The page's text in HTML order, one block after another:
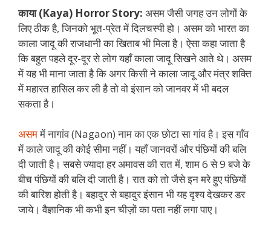
काया (Kaya) Horror Story: असम जैसी जगह उन लोगों के
लिए ठीक है, जिनको भूत-प्रेत में दिलचस्पी हो। असम को भारत का
काला जादू की राजधानी का खिताब भी मिला है। ऐसा कहा जाता है
कि बहुत पहले दूर-दूर से लोग यहाँ काला जादू सिखने आते थे। असम
में यह भी माना जाता है कि अगर किसी ने काला जादू और मंत्र शक्ति
में महारत हासिल कर ली है तो वो इंसान को जानवर में भी बदल
सकता है।
असममें नागांव (Nagaon) नाम का एक छोटा सा गांव है। इस गाँव
में काले जादू की कोई सीमा नहीं। यहाँ जानवरों और पंछियों की बलि
दी जाती है। सबसे ज्यादा हर अमावस की रात में, शाम 6 से 9 बजे के
बीच पंछियों की बलि दी जाती है। रात को तो जैसे इन मरे हुए पंछियों
की बारिश होती है। बहादुर से बहादुर इंसान भी यह दृश्य देखकर डर
जाये। वैज्ञानिक भी कभी इन चीज़ों का पता नहीं लगा पाए।